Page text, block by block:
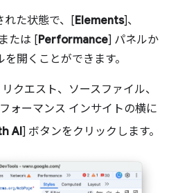
れた状態で、[Elements]、
たは [Performance] パネルか
開くことができます。
クエスト、ソースファイル、
ォーマンス インサイトの横に
AI] ボタンをクリックします。